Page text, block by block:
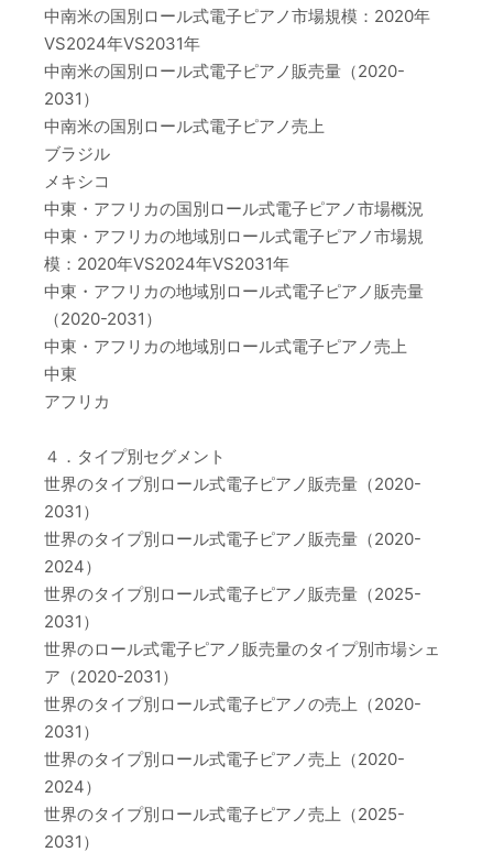
中南米の国別ロール式電子ピアノ市場規模：2020年
VS2024年VS2031年
中南米の国別ロール式電子ピアノ販売量（2020-
2031）
中南米の国別ロール式電子ピアノ売上
ブラジル
メキシコ
中東・アフリカの国別ロール式電子ピアノ市場概況
中東・アフリカの地域別ロール式電子ピアノ市場規
模：2020年VS2024年VS2031年
中東・アフリカの地域別ロール式電子ピアノ販売量
（2020-2031）
中東・アフリカの地域別ロール式電子ピアノ売上
中東
アフリカ
４．タイプ別セグメント
世界のタイプ別ロール式電子ピアノ販売量（2020-
2031）
世界のタイプ別ロール式電子ピアノ販売量（2020-
2024）
世界のタイプ別ロール式電子ピアノ販売量（2025-
2031）
世界のロール式電子ピアノ販売量のタイプ別市場シェ
ア（2020-2031）
世界のタイプ別ロール式電子ピアノの売上（2020-
2031）
世界のタイプ別ロール式電子ピアノ売上（2020-
2024）
世界のタイプ別ロール式電子ピアノ売上（2025-
2031）